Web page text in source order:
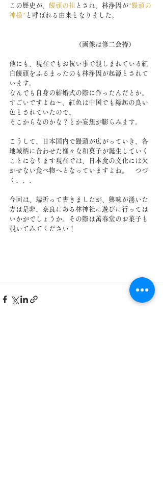
この歴史が、 饅頭の祖 とされ、林浄因が“饅頭の
神様” と呼ばれる由来となりました。
（画像は修二会椿）
他にも、現在でもお祝い事で親しまれている紅
白饅頭をふるまったのも林浄因が起源とされて
います。
なんでも自身の結婚式の際に作ったんだとか。
すごいですよね～、紅色は中国でも縁起の良い
色とされていたので、
そこからなのかな？とか妄想が膨らみます。
こうして、日本国内で饅頭が広がっていき、各
地域柄に合わせた様々な和菓子が誕生していく
ことになります現在では、日本食の文化には欠
かせない食べ物へとなっていますよね。　つづ
く、、、
今回は、端折って書きましたが、興味が湧いた
方は是非、奈良にある林神社に遊びに行っては
いかがでしょうか。その際は萬春堂のお菓子も
覗いてみてください！